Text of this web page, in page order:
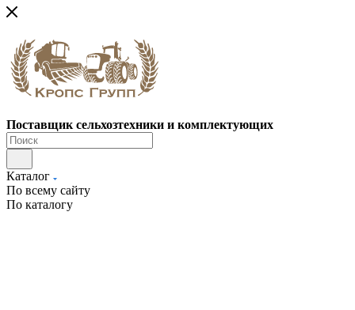
Поставщик сельхозтехники и комплектующих
Каталог
По всему сайту
По каталогу